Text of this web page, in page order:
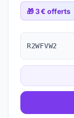
🎁3 € offerts
R2WFVW2